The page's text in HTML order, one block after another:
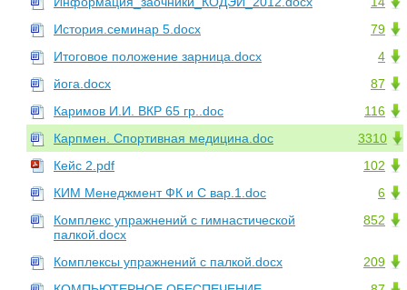
79
История.семинар 5.docx
4
Итоговое положение зарница.docx
87
йога.docx
116
Каримов И.И. ВКР 65 гр..doc
3310
Карпмен. Спортивная медицина.doc
102
Кейс 2.pdf
6
КИМ Менеджмент ФК и С вар.1.doc
852
Комплекс упражнений с гимнастической
палкой.docx
209
Комплексы упражнений с палкой.docx